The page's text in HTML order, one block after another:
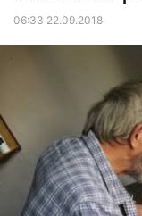
06:33 22.09.2018